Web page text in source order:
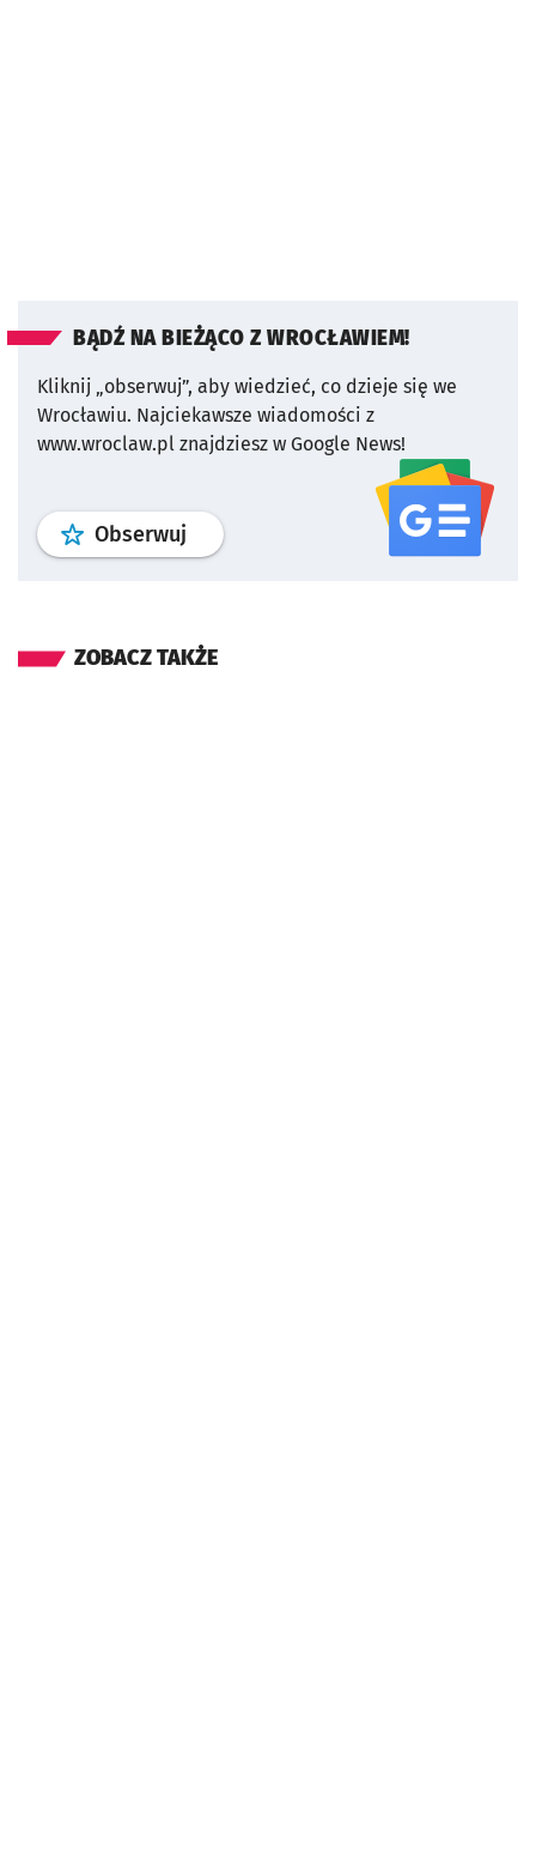
BĄDŹ NA BIEŻĄCO Z WROCŁAWIEM!
Kliknij „obserwuj”, aby wiedzieć, co dzieje się we
Wrocławiu. Najciekawsze wiadomości z
www.wroclaw.pl znajdziesz w Google News!
Obserwuj profil serwisu
ZOBACZ TAKŻE